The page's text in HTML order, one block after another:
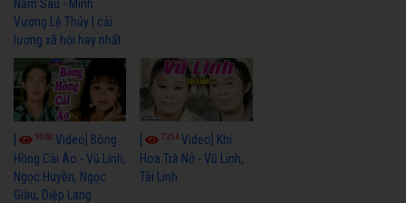
Năm Sau - Minh
Vương Lệ Thủy | cải
lương xã hội hay nhất
9060 Video] Bông
Hồng Cài Áo - Vũ Linh,
Ngọc Huyền, Ngọc
Giàu, Diệp Lang
7354Video] Khi
Hoa Trà Nở - Vũ Linh,
Tài Linh